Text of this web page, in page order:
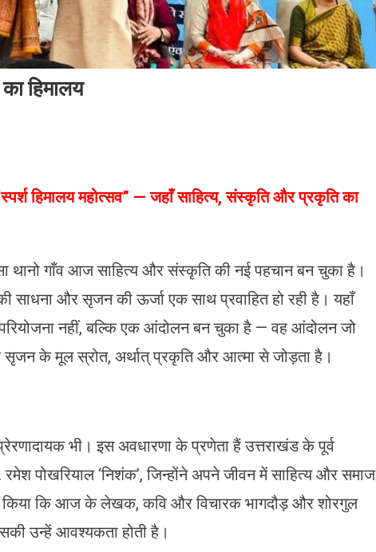
हिमालय
हिमालय महोत्सव” — जहाँ साहित्य, संस्कृति और प्रकृति का
थानो गाँव आज साहित्य और संस्कृति की नई पहचान बन चुका है।
साधना और सृजन की ऊर्जा एक साथ प्रवाहित हो रही है। यहाँ
नहीं, बल्कि एक आंदोलन बन चुका है — वह आंदोलन जो
के मूल स्रोत, अर्थात् प्रकृति और आत्मा से जोड़ता है।
भी। इस अवधारणा के प्रणेता हैं उत्तराखंड के पूर्व
रमेश पोखरियाल ‘निशंक’, जिन्होंने अपने जीवन में साहित्य और समाज
किया कि आज के लेखक, कवि और विचारक भागदौड़ और शोरगुल
उन्हें आवश्यकता होती है।